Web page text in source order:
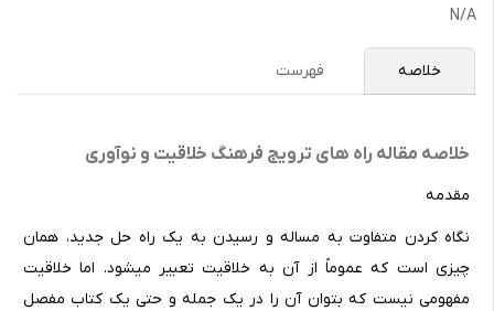
N/A
خلاصه فهرست
خلاصه مقاله راه های ترویج فرهنگ خلاقیت و نوآوری
مقدمه
نگاه کردن متفاوت به مساله و رسیدن به یک راه حل جدید، همان
چیزی است که عموماً از آن به خلاقیت تعبیر می­شود. اما خلاقیت
مفهومی نیست که بتوان آن را در یک جمله و حتی یک کتاب مفصل